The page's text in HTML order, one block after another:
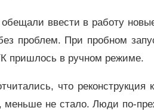
ввести в работу
проблем. При пробном
пришлось в ручном режиме.
что реконструкция
меньше не стало. Люди по-